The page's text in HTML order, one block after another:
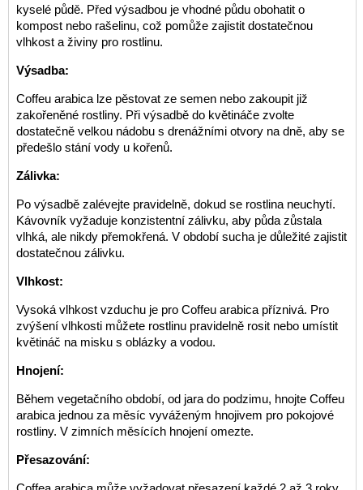
kyselé půdě. Před výsadbou je vhodné půdu obohatit o
kompost nebo rašelinu, což pomůže zajistit dostatečnou
vlhkost a živiny pro rostlinu.
Výsadba:
Coffeu arabica lze pěstovat ze semen nebo zakoupit již
zakořeněné rostliny. Při výsadbě do květináče zvolte
dostatečně velkou nádobu s drenážními otvory na dně, aby se
předešlo stání vody u kořenů.
Zálivka:
Po výsadbě zalévejte pravidelně, dokud se rostlina neuchytí.
Kávovník vyžaduje konzistentní zálivku, aby půda zůstala
vlhká, ale nikdy přemokřená. V období sucha je důležité zajistit
dostatečnou zálivku.
Vlhkost:
Vysoká vlhkost vzduchu je pro Coffeu arabica příznivá. Pro
zvýšení vlhkosti můžete rostlinu pravidelně rosit nebo umístit
květináč na misku s oblázky a vodou.
Hnojení:
Během vegetačního období, od jara do podzimu, hnojte Coffeu
arabica jednou za měsíc vyváženým hnojivem pro pokojové
rostliny. V zimních měsících hnojení omezte.
Přesazování: